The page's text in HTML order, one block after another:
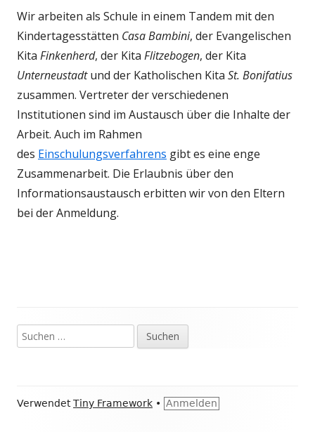
Wir arbeiten als Schule in einem Tandem mit den
Kindertagesstätten Casa Bambini, der Evangelischen
Kita Finkenherd, der Kita Flitzebogen, der Kita
Unterneustadtund der Katholischen Kita St. Bonifatius
zusammen. Vertreter der verschiedenen
Institutionen sind im Austausch über die Inhalte der
Arbeit. Auch im Rahmen
des Einschulungsverfahrens gibt es eine enge
Zusammenarbeit. Die Erlaubnis über den
Informationsaustausch erbitten wir von den Eltern
bei der Anmeldung.
Haupt-
Suchen
nach:
Footer
VerwendetTiny Framework • Anmelden